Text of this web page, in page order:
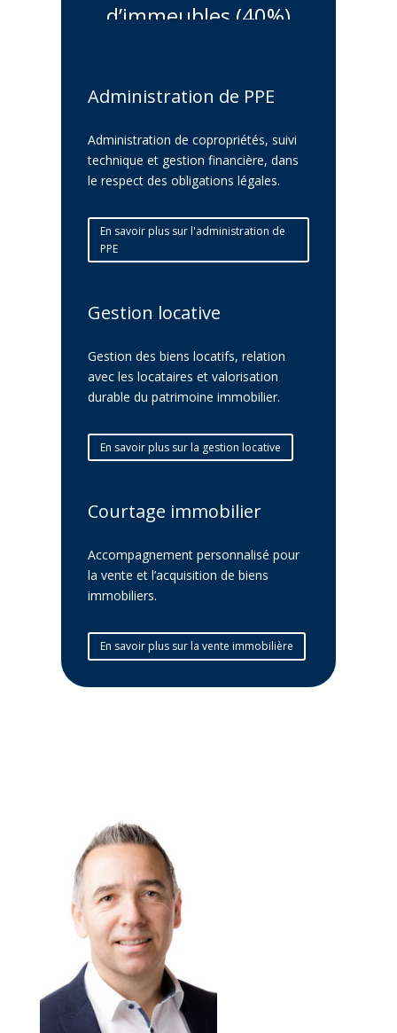
d’immeubles (40%)
Administration de PPE
Administration de copropriétés, suivi
technique et gestion financière, dans
le respect des obligations légales.
En savoir plus sur l'administration de
PPE
Gestion locative
Gestion des biens locatifs, relation
avec les locataires et valorisation
durable du patrimoine immobilier.
En savoir plus sur la gestion locative
Courtage immobilier
Accompagnement personnalisé pour
la vente et l’acquisition de biens
immobiliers.
En savoir plus sur la vente immobilière